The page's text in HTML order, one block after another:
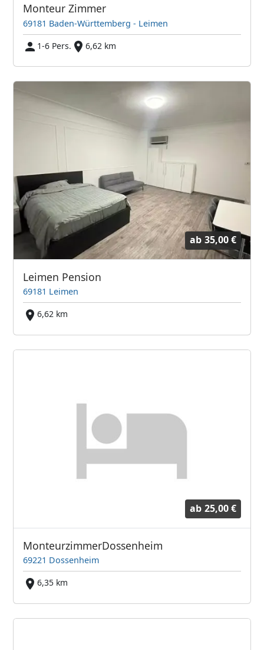
Monteur Zimmer
69181 Baden-Württemberg - Leimen
1-6 Pers.
6,62 km
ab 35,00 €
Leimen Pension
69181 Leimen
6,62 km
ab 25,00 €
MonteurzimmerDossenheim
69221 Dossenheim
6,35 km